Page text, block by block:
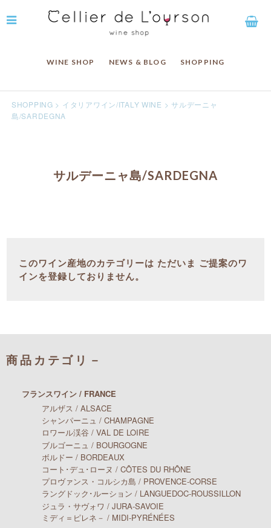
WINE SHOP NEWS & BLOG SHOPPING
SHOPPING > イタリアワイン/ITALY WINE >サルデーニャ
島/SARDEGNA
サルデーニャ島/SARDEGNA
このワイン産地のカテゴリーは ただいま ご提案のワ
インを登録しておりません。
商品カテゴリ－
フランスワイン / FRANCE
アルザス / ALSACE
シャンパーニュ / CHAMPAGNE
ロワール渓谷 / VAL DE LOIRE
ブルゴーニュ / BOURGOGNE
ボルドー / BORDEAUX
コート･デュ･ローヌ / CÔTES DU RHÔNE
プロヴァンス・コルシカ島 / PROVENCE-CORSE
ラングドック･ルーション / LANGUEDOC-ROUSSILLON
ジュラ・サヴォワ / JURA-SAVOIE
ミディ＝ピレネ－ / MIDI-PYRÉNÉES